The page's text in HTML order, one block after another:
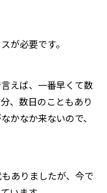
が必要です。
えば、一番早くて数
、数日のこともあり
かなか来ないので、
ありましたが、今で